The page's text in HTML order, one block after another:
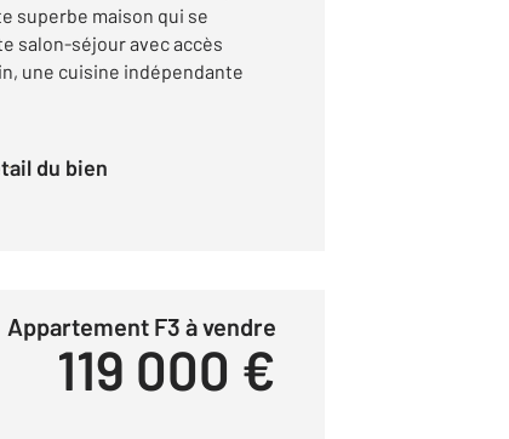
superbe maison qui se
salon-séjour avec accès
une cuisine indépendante
du bien
Appartement F3 à vendre
119 000 €